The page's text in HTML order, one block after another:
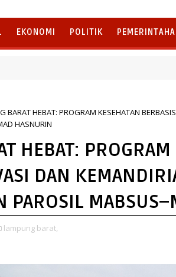
EKONOMI POLITIK
BARAT HEBAT: PROGRAM KESEHATAN
HASNURIN
HEBAT: PROGRAM
DAN
PAROSIL
lampung barat,